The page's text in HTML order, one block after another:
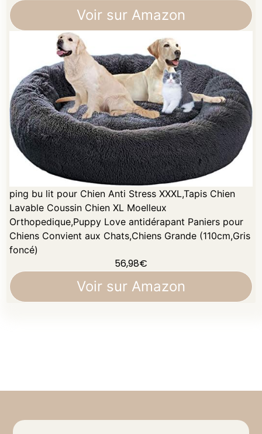
Voir sur Amazon
ping bu lit pour Chien Anti Stress XXXL,Tapis Chien
Lavable Coussin Chien XL Moelleux
Orthopedique,Puppy Love antidérapant Paniers pour
Chiens Convient aux Chats,Chiens Grande (110cm,Gris
foncé)
56,98€
Voir sur Amazon